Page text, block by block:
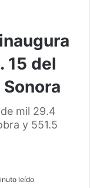
15 del
mil 29.4
y 551.5
leído